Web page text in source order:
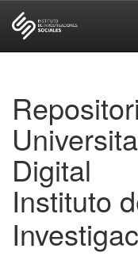
Digital
Instituto